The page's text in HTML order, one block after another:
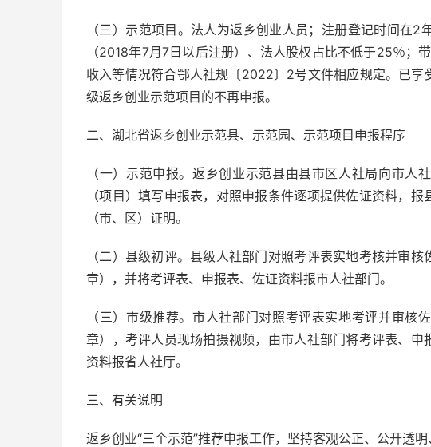
（三）示范项目。法人为返乡创业人员；注册登记时间在
（2018年7月7日以后注册）、法人股权占比不低于25％；
收入等情况符合鄂人社规〔2022〕2号文件相应规定。已
级返乡创业示范项目的不再申报。
二、湖北省返乡创业示范县、示范园、示范项目申报程序
（一）示范申报。返乡创业示范县由县市区人社局向市人
（项目）填写申报表，对照申报条件逐项提供佐证资料，
（市、区）证明。
（二）县级初评。县级人社部门对照考评表实地考核并审
章），并将考评表、申报表、佐证资料报市人社部门。
（三）市级推荐。市人社部门对照考评表实地考评并审核
章），考评人员现场拍摄视频，由市人社部门将考评表、
资料报省人社厅。
三、有关说明
返乡创业“三个示范”推荐申报工作，坚持客观公正、公开透